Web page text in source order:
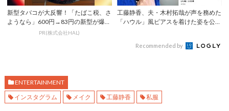
新型タバコが大反響！「たばこ税、さ
ようなら」600円→83円の新型が爆売
PR(株式会社HAL)
工藤静香、夫・木村拓哉が声を務めた
「ハウル」風ピアスを着けた姿を公
Recommended by
ENTERTAINMENT
インスタグラム
メイク 工藤静香 私服